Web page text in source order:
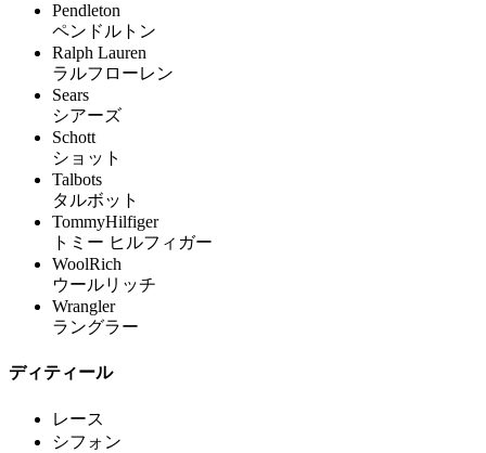
Pendleton
ペンドルトン
Ralph Lauren
ラルフローレン
Sears
シアーズ
Schott
ショット
Talbots
タルボット
TommyHilfiger
トミー ヒルフィガー
WoolRich
ウールリッチ
Wrangler
ラングラー
ディティール
レース
シフォン